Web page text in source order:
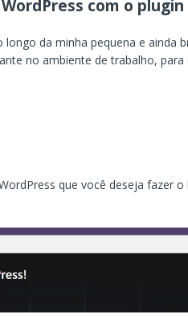
com o
longo da minha pequena e ainda
no ambiente de trabalho, para
que você deseja fazer o